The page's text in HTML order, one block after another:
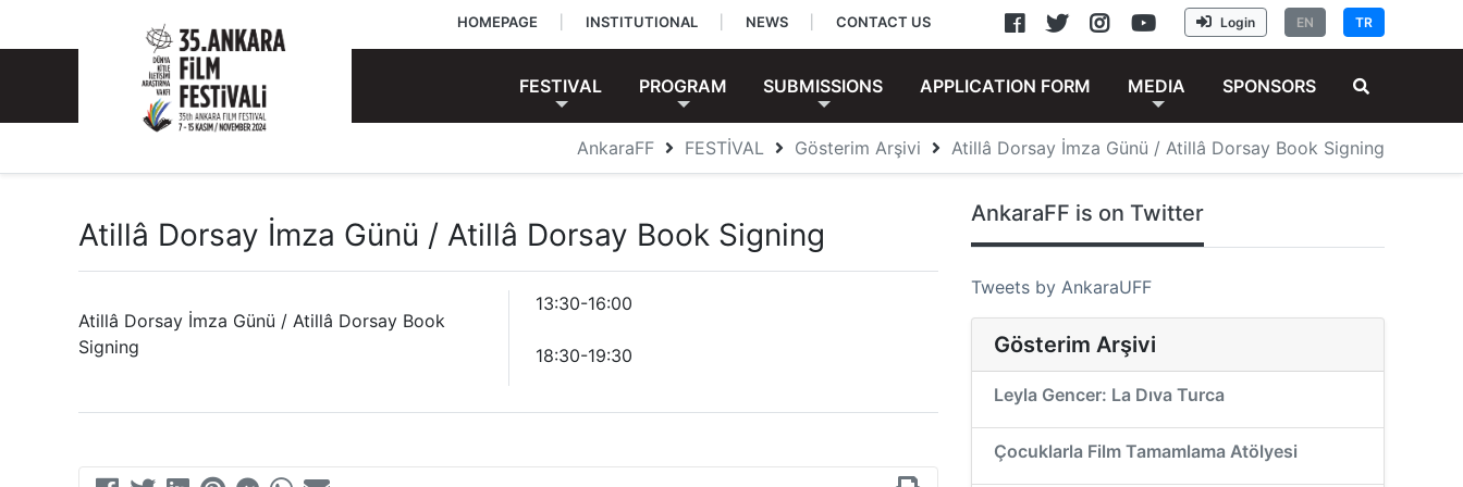
TR
EN
Login
HOMEPAGE INSTITUTIONAL NEWS CONTACT US
FESTIVAL PROGRAM SUBMISSIONS APPLICATION FORM MEDIA SPONSORS
AnkaraFF FESTİVAL Gösterim Arşivi Atillâ Dorsay İmza Günü / Atillâ Dorsay Book Signing
Atillâ Dorsay İmza Günü / Atillâ Dorsay Book Signing
Atillâ Dorsay İmza Günü / Atillâ Dorsay Book
Signing
13:30-16:00
18:30-19:30
AnkaraFF is on Twitter
Tweets by AnkaraUFF
Gösterim Arşivi
Leyla Gencer: La Dıva Turca
Çocuklarla Film Tamamlama Atölyesi